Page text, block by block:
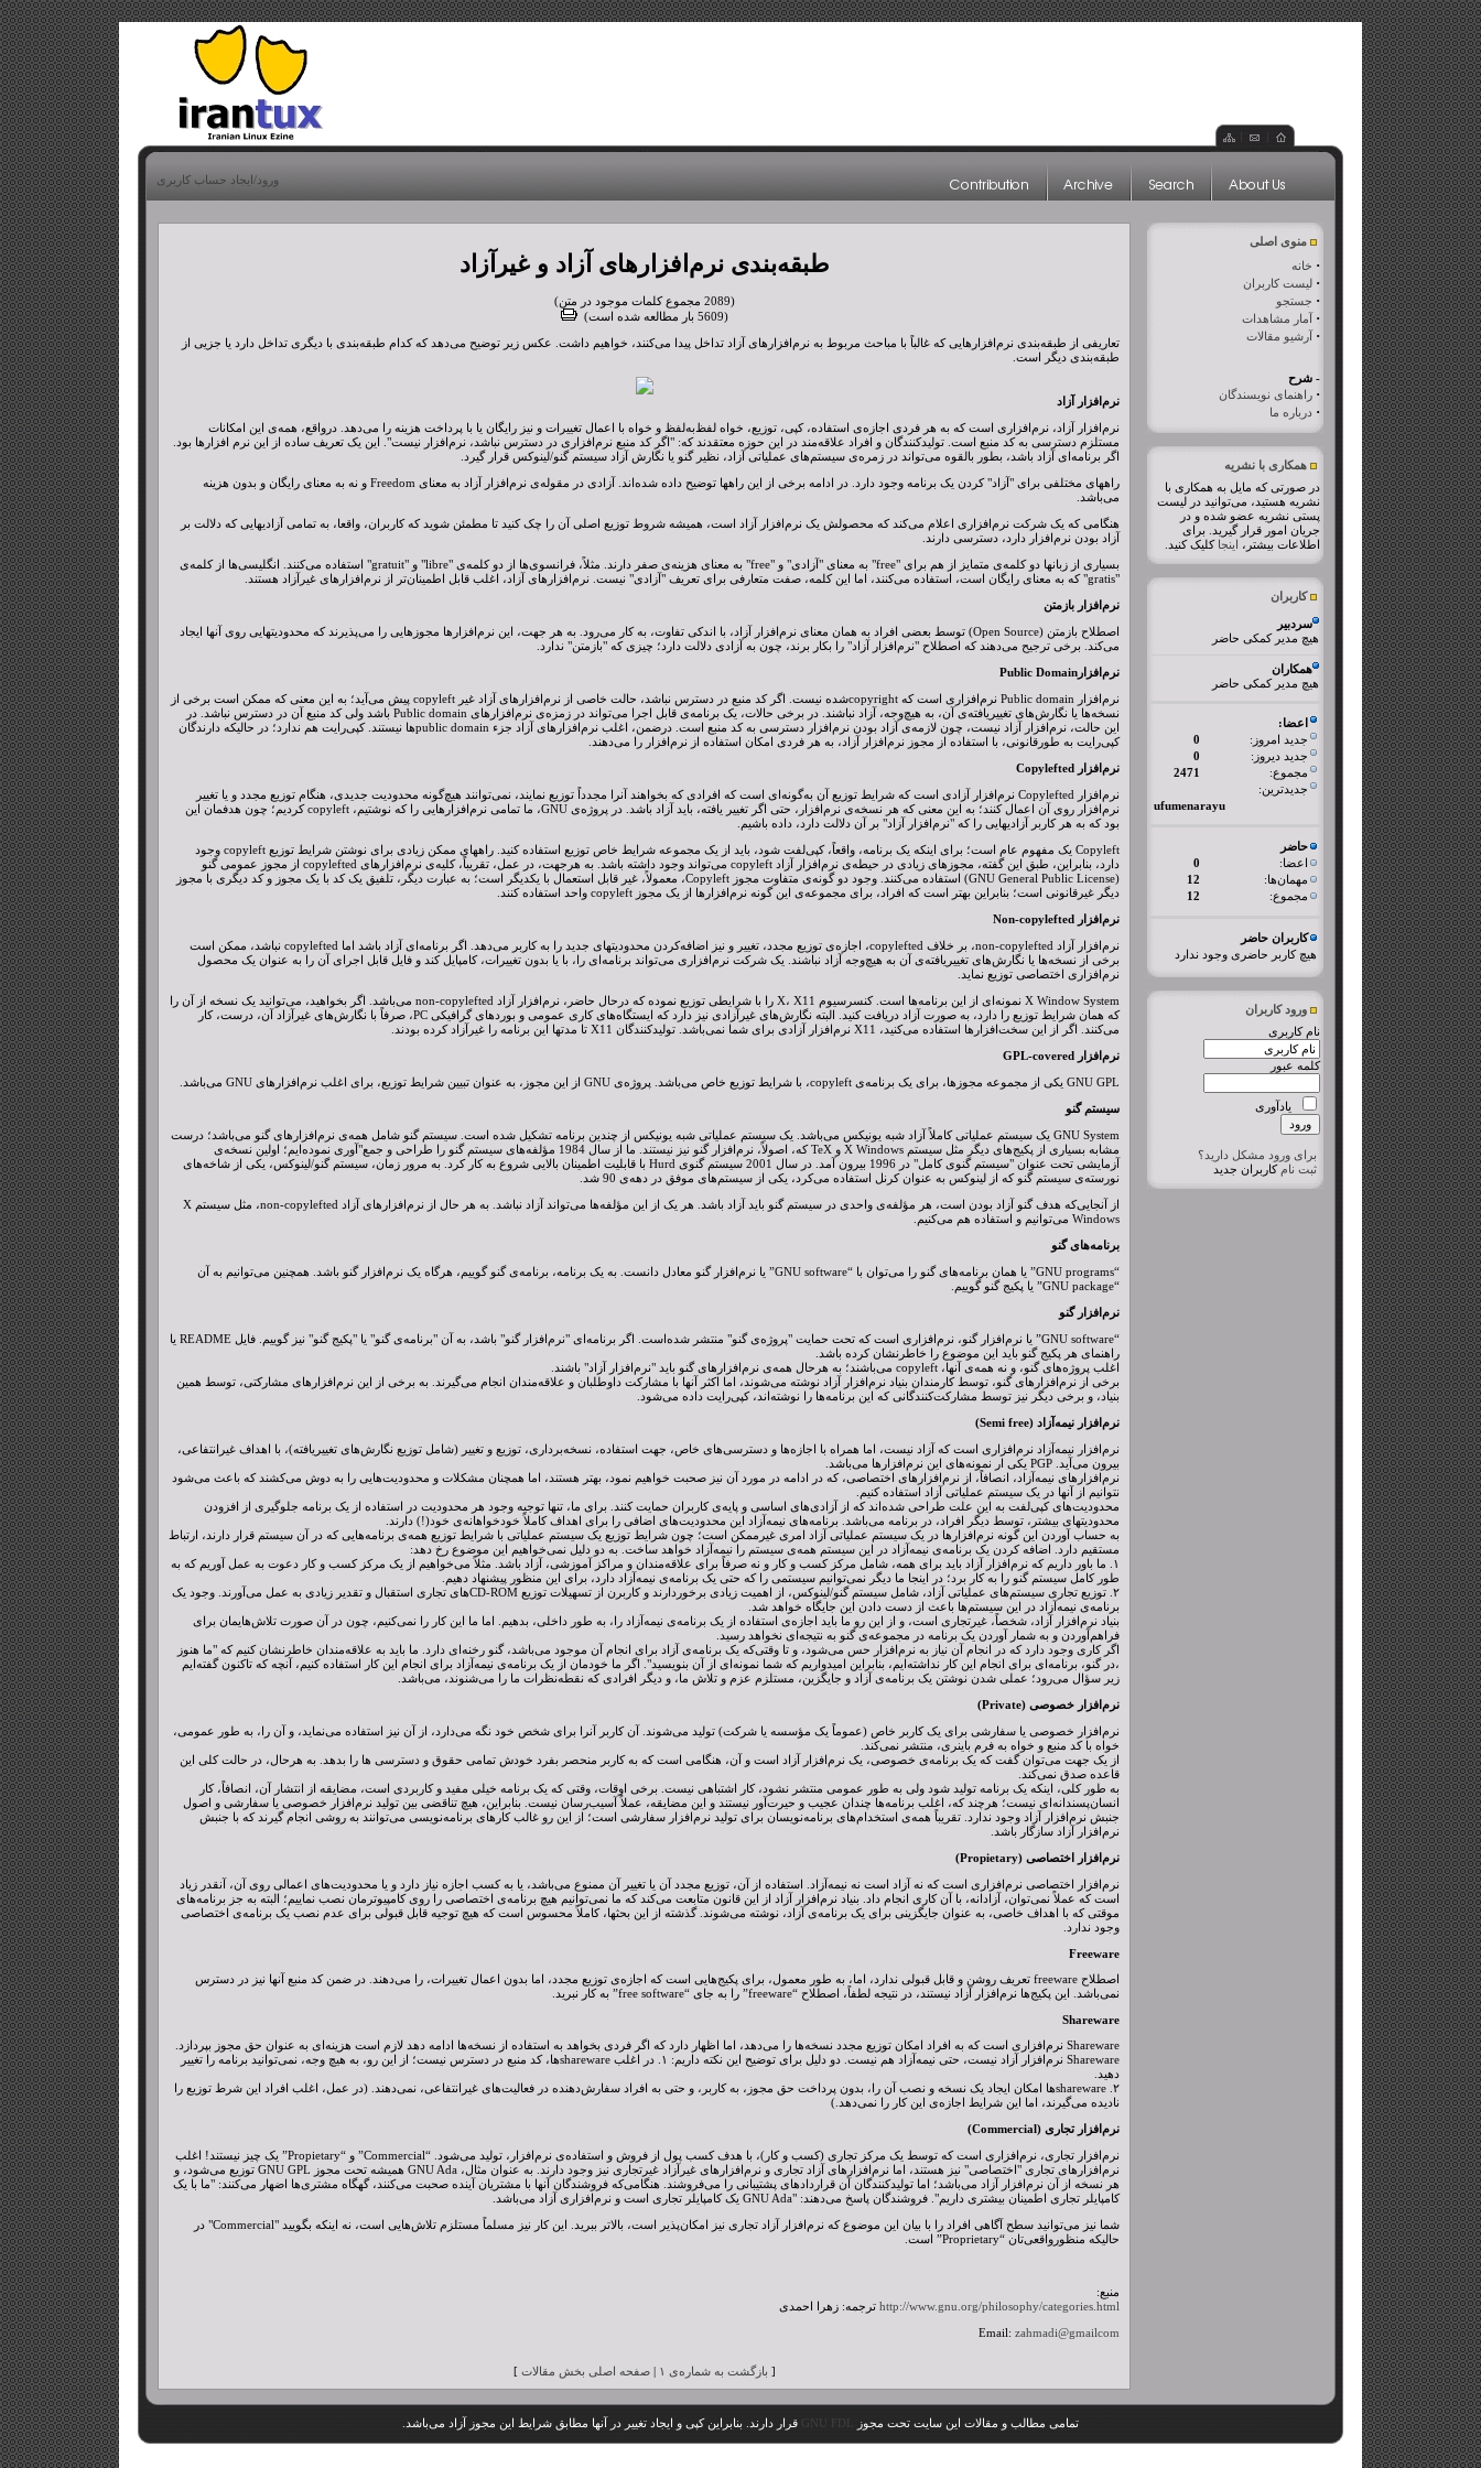
ورود/ایجاد حساب کاربری
منوی اصلی
· خانه
· لیست کاربران
· جستجو
· آمار مشاهدات
· آرشیو مقالات
- شرح
· راهنمای نویسندگان
· درباره ما
همکاری با نشریه
در صورتی که مایل به همکاری با
نشریه هستید، می‌توانید در لیست
پستی نشریه عضو شده و در
جریان امور قرار گیرید. برای
اطلاعات بیشتر، اینجا کلیک کنید.
کاربران
سردبیر
هیچ مدیر کمکی حاضر
همکاران
هیچ مدیر کمکی حاضر
اعضا:
جدید امروز:
0
جدید دیروز:
0
مجموع:
2471
جدیدترین:
ufumenarayu
حاضر
اعضا:
0
مهمان‌ها:
12
مجموع:
12
کاربران حاضر
هیچ کاربر حاضری وجود ندارد
ورود کاربران
نام کاربری
کلمه عبور
یادآوری
برای ورود مشکل دارید؟
ثبت نام کاربران جدید
طبقه‌بندی نرم‌افزارهای آزاد و غیرآزاد
(2089 مجموع کلمات موجود در متن)
(5609 بار مطالعه شده است)
تعاریفی از طبقه‌بندی نرم‌افزارهایی که غالباً با مباحث مربوط به نرم‌افزارهای آزاد تداخل پیدا می‌کنند، خواهیم داشت. عکس زیر توضیح می‌دهد که کدام طبقه‌بندی با دیگری تداخل دارد یا جزیی از
طبقه‌بندی دیگر است.
نرم‌افزار آزاد
نرم‌افزار آزاد، نرم‌افزاری است که به هر فردی اجازه‌ی استفاده، کپی، توزیع، خواه لفظ‌به‌لفظ و خواه با اعمال تغییرات و نیز رایگان یا با پرداخت هزینه را می‌دهد. درواقع، همه‌ی این امکانات
مستلزم دسترسی به کد منبع است. تولیدکنندگان و افراد علاقه‌مند در این حوزه معتقدند که: "اگر کد منبع نرم‌افزاری در دسترس نباشد، نرم‌افزار نیست". این یک تعریف ساده از این نرم افزارها بود.
اگر برنامه‌ای آزاد باشد، بطور بالقوه می‌تواند در زمره‌ی سیستم‌های عملیاتی آزاد، نظیر گنو یا نگارش آزاد سیستم گنو/لینوکس قرار گیرد.
راههای مختلفی برای "آزاد" کردن یک برنامه وجود دارد. در ادامه برخی از این راهها توضیح داده شده‌اند. آزادی در مقوله‌ی نرم‌افزار آزاد به معنای Freedom و نه به معنای رایگان و بدون هزینه
می‌باشد.
هنگامی که یک شرکت نرم‌افزاری اعلام می‌کند که محصولش یک نرم‌افزار آزاد است، همیشه شروط توزیع اصلی آن را چک کنید تا مطمئن شوید که کاربران، واقعا، به تمامی آزادیهایی که دلالت بر
آزاد بودن نرم‌افزار دارد، دسترسی دارند.
بسیاری از زبانها دو کلمه‌ی متمایز از هم برای "free" به معنای "آزادی" و "free" به معنای هزینه‌ی صفر دارند. مثلاً، فرانسوی‌ها از دو کلمه‌ی "libre" و "gratuit" استفاده می‌کنند. انگلیسی‌ها از کلمه‌ی
"gratis" که به معنای رایگان است، استفاده می‌کنند، اما این کلمه، صفت متعارفی برای تعریف "آزادی" نیست. نرم‌افزارهای آزاد، اغلب قابل اطمینان‌تر از نرم‌افزارهای غیرآزاد هستند.
نرم‌افزار بازمتن
اصطلاح بازمتن (Open Source) توسط بعضی افراد به همان معنای نرم‌افزار آزاد، با اندکی تفاوت، به کار می‌رود. به هر جهت، این نرم‌افزارها مجوزهایی را می‌پذیرند که محدودیتهایی روی آنها ایجاد
می‌کند. برخی ترجیح می‌دهند که اصطلاح "نرم‌افزار آزاد" را بکار برند، چون به آزادی دلالت دارد؛ چیزی که "بازمتن" ندارد.
نرم‌افزارPublic Domain
نرم‌افزار Public domain نرم‌افزاری است که copyrightشده نیست. اگر کد منبع در دسترس نباشد، حالت خاصی از نرم‌افزارهای آزاد غیر copyleft پیش می‌آید؛ به این معنی که ممکن است برخی از
نسخه‌ها یا نگارش‌های تغییریافته‌ی آن، به هیچ‌وجه، آزاد نباشند. در برخی حالات، یک برنامه‌ی قابل اجرا می‌تواند در زمزه‌ی نرم‌افزارهای Public domain باشد ولی کد منبع آن در دسترس نباشد. در
این حالت، نرم‌افزار آزاد نیست، چون لازمه‌ی آزاد بودن نرم‌افزار دسترسی به کد منبع است. درضمن، اغلب نرم‌افزارهای آزاد جزء public domainها نیستند. کپی‌رایت هم ندارد؛ در حالیکه دارندگان
کپی‌رایت به طورقانونی، با استفاده از مجوز نرم‌افزار آزاد، به هر فردی امکان استفاده از نرم‌افزار را می‌دهند.
نرم‌افزار Copylefted
نرم‌افزار Copylefted نرم‌افزار آزادی است که شرایط توزیع آن به‌گونه‌ای است که افرادی که بخواهند آنرا مجدداً توزیع نمایند، نمی‌توانند هیچ‌گونه محدودیت جدیدی، هنگام توزیع مجدد و یا تغییر
نرم‌افزار روی آن اعمال کنند؛ به این معنی که هر نسخه‌ی نرم‌افزار، حتی اگر تغییر یافته، باید آزاد باشد. در پروژه‌ی GNU، ما تمامی نرم‌افزارهایی را که نوشتیم، copyleft کردیم؛ چون هدفمان این
بود که به هر کاربر آزادیهایی را که "نرم‌افزار آزاد" بر آن دلالت دارد، داده باشیم.
Copyleft یک مفهوم عام است؛ برای اینکه یک برنامه، واقعاً، کپی‌لفت شود، باید از یک مجموعه شرایط خاص توزیع استفاده کنید. راههای ممکن زیادی برای نوشتن شرایط توزیع copyleft وجود
دارد، بنابراین، طبق این گفته، مجوزهای زیادی در حیطه‌ی نرم‌افزار آزاد copyleft می‌تواند وجود داشته باشد. به هرجهت، در عمل، تقریباً، کلیه‌ی نرم‌افزارهای copylefted از مجوز عمومی گنو
(GNU General Public License) استفاده می‌کنند. وجود دو گونه‌ی متفاوت مجوز Copyleft، معمولاً، غیر قابل استعمال با یکدیگر است؛ به عبارت دیگر، تلفیق یک کد با یک مجوز و کد دیگری با مجوز
دیگر غیرقانونی است؛ بنابراین بهتر است که افراد، برای مجموعه‌ی این گونه نرم‌افزارها از یک مجوز copyleft واحد استفاده کنند.
نرم‌افزار Non-copylefted
نرم‌افزار آزاد non-copylefted، بر خلاف copylefted، اجازه‌ی توزیع مجدد، تغییر و نیز اضافه‌کردن محدودیتهای جدید را به کاربر می‌دهد. اگر برنامه‌ای آزاد باشد اما copylefted نباشد، ممکن است
برخی از نسخه‌ها یا نگارش‌های تغییریافته‌ی آن به هیچ‌وجه آزاد نباشند. یک شرکت نرم‌افزاری می‌‌تواند برنامه‌ای را، با یا بدون تغییرات، کامپایل کند و فایل قابل اجرای آن را به عنوان یک محصول
نرم‌افزاری اختصاصی توزیع نماید.
X Window System نمونه‌ای از این برنامه‌ها است. کنسرسیوم X، X11 را با شرایطی توزیع نموده که درحال حاضر، نرم‌افزار آزاد non-copylefted می‌باشد. اگر بخواهید، می‌توانید یک نسخه از آن را
که همان شرایط توزیع را دارد، به صورت آزاد دریافت کنید. البته نگارش‌های غیرآزادی نیز دارد که ایستگاه‌های کاری عمومی و بوردهای گرافیکی PC، صرفاً با نگارش‌های غیرآزاد آن، درست، کار
می‌کنند. اگر از این سخت‌افزارها استفاده می‌کنید، X11 نرم‌افزار آزادی برای شما نمی‌باشد. تولیدکنندگان X11 تا مدتها این برنامه را غیرآزاد کرده بودند.
نرم‌افزار GPL-covered
GNU GPL یکی از مجموعه‌ مجوزها، برای یک برنامه‌ی copyleft، با شرایط توزیع خاص می‌باشد. پروژه‌ی GNU از این مجوز، به عنوان تبیین شرایط توزیع، برای اغلب نرم‌افزارهای GNU می‌باشد.
سیستم گنو
GNU System یک سیستم عملیاتی کاملاً آزاد شبه یونیکس می‌باشد. یک سیستم عملیاتی شبه یونیکس از چندین برنامه تشکیل شده است. سیستم گنو شامل همه‌ی نرم‌افزارهای گنو می‌باشد؛ درست
مشابه بسیاری از پکیج‌های دیگر مثل سیستم X Windows و TeX که، اصولاً، نرم‌افزار گنو نیز نیستند. ما از سال 1984 مؤلفه‌های سیستم گنو را طراحی و جمع‌"آوری نموده‌ایم؛ اولین نسخه‌ی
آزمایشی تحت عنوان "سیستم گنوی کامل" در 1996 بیرون آمد. در سال 2001 سیستم گنوی Hurd با قابلیت اطمینان بالایی شروع به کار کرد. به مرور زمان، سیستم گنو/لینوکس، یکی از شاخه‌های
نورسته‌ی سیستم گنو که از لینوکس به عنوان کرنل استفاده می‌کرد، یکی از سیستم‌های موفق در دهه‌ی 90 شد.
از آنجایی‌که هدف گنو آزاد بودن است، هر مؤلفه‌ی واحدی در سیستم گنو باید آزاد باشد. هر یک از این مؤلفه‌ها می‌تواند آزاد نباشد. به هر حال از نرم‌افزارهای آزاد non-copylefted، مثل سیستم X
Windows می‌توانیم و استفاده هم می‌کنیم.
برنامه‌های گنو
“GNU programs” یا همان برنامه‌های گنو را می‌توان با “GNU software” یا نرم‌افزار گنو معادل دانست. به یک برنامه، برنامه‌ی گنو گوییم، هرگاه یک نرم‌افزار گنو باشد. همچنین می‌توانیم به آن
“GNU package” یا پکیج گنو گوییم.
نرم‌افزار گنو
“GNU software” یا نرم‌افزار گنو، نرم‌افزاری است که تحت حمایت "پروژه‌ی گنو" منتشر شده‌است. اگر برنامه‌ای "نرم‌افزار گنو" باشد، به آن "برنامه‌ی گنو" یا "پکیج گنو" نیز گوییم. فایل README یا
راهنمای هر پکیج گنو باید این موضوع را خاطرنشان کرده باشد.
اغلب پروژه‌های گنو، و نه همه‌ی آنها، copyleft می‌باشند؛ به هرحال همه‌ی نرم‌افزارهای گنو باید "نرم‌افزار آزاد" باشند.
برخی از نرم‌افزارهای گنو، توسط کارمندان بنیاد نرم‌افزار آزاد نوشته می‌شوند، اما اکثر آنها با مشارکت داوطلبان و علاقه‌مندان انجام می‌گیرند. به برخی از این نرم‌افزارهای مشارکتی، توسط همین
بنیاد، و برخی دیگر نیز توسط مشارکت‌کنندگانی که این برنامه‌ها را نوشته‌اند، کپی‌رایت داده می‌شود.
نرم‌افزار نیمه‌آزاد (Semi free)
نرم‌افزار نیمه‌آزاد نرم‌افزاری است که آزاد نیست، اما همراه با اجازه‌ها و دسترسی‌های خاص، جهت استفاده، نسخه‌برداری، توزیع و تغییر (شامل توزیع نگارش‌های تغییریافته)، با اهداف غیرانتفاعی،
بیرون می‌آید. PGP یکی ار نمونه‌های این نرم‌افزارها می‌باشد.
نرم‌افزارهای نیمه‌آزاد، انصافاً، از نرم‌افزارهای اختصاصی، که در ادامه در مورد آن نیز صحبت خواهیم نمود، بهتر هستند، اما همچنان مشکلات و محدودیت‌هایی را به دوش می‌کشند که باعث می‌شود
نتوانیم از آنها در یک سیستم عملیاتی آزاد استفاده کنیم.
محدودیت‌های کپی‌لفت به این علت طراحی شده‌اند که از آزادی‌های اساسی و پایه‌ی کاربران حمایت کنند. برای ما، تنها توجیه وجود هر محدودیت در استفاده از یک برنامه جلوگیری از افزودن
محدودیتهای بیشتر، توسط دیگر افراد، در برنامه می‌باشد. برنامه‌های نیمه‌آزاد این محدودیت‌های اضافی را برای اهداف کاملاً خودخواهانه‌ی خود(!) دارند.
به حساب آوردن این گونه نرم‌افزارها در یک سیستم عملیاتی آزاد امری غیرممکن است؛ چون شرایط توزیع یک سیستم عملیاتی با شرایط توزیع همه‌ی برنامه‌هایی که در آن سیستم قرار دارند، ارتباط
مستقیم دارد. اضافه کردن یک برنامه‌ی نیمه‌آزاد در این سیستم همه‌ی سیستم را نیمه‌آزاد خواهد ساخت. به دو دلیل نمی‌خواهیم این موضوع رخ دهد:
۱. ما باور داریم که نرم‌افزار آزاد باید برای همه، شامل مرکز کسب و کار و نه صرفاً برای علاقه‌مندان و مراکز آموزشی، آزاد باشد. مثلاً می‌خواهیم از یک مرکز کسب و کار دعوت به عمل آوریم که به
طور کامل سیستم گنو را به کار برد؛ در اینجا ما دیگر نمی‌توانیم سیستمی را که حتی یک برنامه‌ی نیمه‌آزاد دارد، برای این منظور پیشنهاد دهیم.
۲. توزیع تجاری سیستم‌های عملیاتی آزاد، شامل سیستم گنو/لینوکس، از اهمیت زیادی برخوردارند و کاربرن از تسهیلات توزیع CD-ROMهای تجاری استقبال و تقدیر زیادی به عمل می‌آورند. وجود یک
برنامه‌ی نیمه‌آزاد در این سیستم‌ها باعث از دست دادن این جایگاه خواهد شد.
بنیاد نرم‌افزار آزاد، شخصاً، غیرتجاری است، و از این رو ما باید اجازه‌ی استفاده از یک برنامه‌ی نیمه‌آزاد را، به طور داخلی، بدهیم. اما ما این کار را نمی‌کنیم، چون در آن صورت تلاش‌هایمان برای
فراهم‌آوردن و به شمار آوردن یک برنامه در مجموعه‌ی گنو به نتیجه‌ای نخواهد رسید.
اگر کاری وجود دارد که در انجام آن نیاز به نرم‌افزار حس می‌شود، و تا وقتی‌که یک برنامه‌ی آزاد برای انجام آن موجود می‌باشد، گنو رخنه‌ای دارد. ما باید به علاقه‌مندان خاطرنشان کنیم که "ما هنوز
،در گنو، برنامه‌ای برای انجام این کار نداشته‌ایم، بنابراین امیدواریم که شما نمونه‌ای از آن بنویسید". اگر ما خودمان از یک برنامه‌ی نیمه‌آزاد برای انجام این کار استفاده کنیم، آنچه که تاکنون گفته‌ایم
زیر سؤال می‌رود؛ عملی شدن نوشتن یک برنامه‌ی آزاد و جایگزین، مستلزم عزم و تلاش ما، و دیگر افرادی که نقطه‌نظرات ما را می‌شنوند، می‌باشد.
نرم‌افزار خصوصی (Private)
نرم‌افزار خصوصی یا سفارشی برای یک کاربر خاص (عموماً یک مؤسسه یا شرکت) تولید می‌شوند. آن کاربر آنرا برای شخص خود نگه می‌دارد، از آن نیز استفاده می‌نماید، و آن را، به طور عمومی،
خواه با کد منبع و خواه به فرم باینری، منتشر نمی‌کند.
از یک جهت می‌توان گفت که یک برنامه‌ی خصوصی، یک نرم‌افزار آزاد است و آن، هنگامی است که به کاربر منحصر بفرد خودش تمامی حقوق و دسترسی ها را بدهد. به هرحال، در حالت کلی این
قاعده صدق نمی‌کند.
به طور کلی، اینکه یک برنامه تولید شود ولی به طور عمومی منتشر نشود، کار اشتباهی نیست. برخی اوقات، وقتی که یک برنامه خیلی مفید و کاربردی است، مضایقه از انتشار آن، انصافاً، کار
انسان‌پسندانه‌ای نیست؛ هرچند که، اغلب برنامه‌ها چندان عجیب و حیرت‌آور نیستند و این مضایقه، عملاً آسیب‌رسان نیست. بنابراین، هیچ تناقضی بین تولید نرم‌افزار خصوصی یا سفارشی و اصول
جنبش نرم‌افزار آزاد وجود ندارد. تقریباً همه‌ی استخدام‌های برنامه‌نویسان برای تولید نرم‌افزار سفارشی است؛ از این رو غالب کارهای برنامه‌نویسی می‌توانند به روشی انجام گیرند که با جنبش
نرم‌افزار آزاد سازگار باشد.
نرم‌افزار اختصاصی (Propietary)
نرم‌افزار اختصاصی نرم‌افزاری است که نه آزاد است نه نیمه‌آزاد. استفاده از آن، توزیع مجدد آن یا تغییر آن ممنوع می‌باشد، یا به کسب اجازه نیاز دارد و یا محدودیت‌های اعمالی روی آن، آنقدر زیاد
است که عملاً نمی‌توان، آزادانه، با آن کاری انجام داد. بنیاد نرم‌افزار آزاد از این قانون متابعت می‌کند که ما نمی‌توانیم هیچ برنامه‌ی اختصاصی را روی کامپیوترمان نصب نماییم؛ البته به جز برنامه‌های
موقتی که با اهداف خاصی، به عنوان جایگزینی برای یک برنامه‌ی آزاد، نوشته می‌شوند. گذشته از این بحثها، کاملاً محسوس است که هیچ توجیه قابل قبولی برای عدم نصب یک برنامه‌ی اختصاصی
وجود ندارد.
Freeware
اصطلاح freeware تعریف روشن و قابل قبولی ندارد، اما، به طور معمول، برای پکیج‌هایی است که اجازه‌ی توزیع مجدد، اما بدون اعمال تغییرات، را می‌دهند. در ضمن کد منبع آنها نیز در دسترس
نمی‌باشد. این پکیج‌ها نرم‌افزار آزاد نیستند، در نتیجه لطفاً، اصطلاح “freeware” را به جای “free software” به کار نبرید.
Shareware
Shareware نرم‌افزاری است که به افراد امکان توزیع مجدد نسخه‌ها را می‌دهد، اما اظهار دارد که اگر فردی بخواهد به استفاده از نسخه‌ها ادامه دهد لازم است هزینه‌ای به عنوان حق مجوز بپردازد.
Shareware نرم‌افزار آزاد نیست، حتی نیمه‌آزاد هم نیست. دو دلیل برای توضیح این نکته داریم: ۱. در اغلب sharewareها، کد منبع در دسترس نیست؛ از این رو، به هیچ وجه، نمی‌توانید برنامه را تغییر
دهید.
۲. sharewareها امکان ایجاد یک نسخه و نصب آن را، بدون پرداخت حق مجوز، به کاربر، و حتی به افراد سفارش‌دهنده در فعالیت‌های غیرانتفاعی، نمی‌دهند. (در عمل، اغلب افراد این شرط توزیع را
نادیده می‌گیرند، اما این شرایط اجازه‌ی این کار را نمی‌دهد.)
نرم‌افزار تجاری (Commercial)
نرم‌افزار تجاری، نرم‌افزاری است که توسط یک مرکز تجاری (کسب و کار)، با هدف کسب پول از فروش و استفاده‌ی نرم‌افزار، تولید می‌شود. “Commercial” و “Propietary” یک چیز نیستند! اغلب
نرم‌افزارهای تجاری "اختصاصی" نیز هستند، اما نرم‌افزارهای آزاد تجاری و نرم‌افزارهای غیرآزاد غیرتجاری نیز وجود دارند. به عنوان مثال، GNU Ada همیشه تحت مجوز GNU GPL توزیع می‌شود، و
هر نسخه از آن نرم‌افزار آزاد می‌باشد؛ اما تولیدکنندگان آن قراردادهای پشتیبانی را می‌فروشند. هنگامی‌که فروشندگان آنها با مشتریان آینده صحبت می‌کنند، گهگاه مشتری‌ها اضهار می‌کنند: "ما با یک
کامپایلر تجاری اطمینان بیشتری داریم". فروشندگان پاسخ می‌دهند: "GNU Ada یک کامپایلر تجاری است و نرم‌افزاری آزاد می‌باشد.
شما نیز می‌توانید سطح آگاهی افراد را با بیان این موضوع که نرم‌افزار آزاد تجاری نیز امکان‌پذیر است، بالاتر ببرید. این کار نیز مسلماً مستلزم تلاش‌هایی است، نه اینکه بگویید "Commercial" در
حالیکه منظورواقعی‌تان “Proprietary” است.
منبع:
http://www.gnu.org/philosophy/categories.html ترجمه: زهرا احمدی
Email: zahmadi@gmailcom
[ بازگشت به شماره‌‌ی ۱ |صفحه اصلی بخش مقالات ]
تمامی مطالب و مقالات این سایت تحت مجوز GNU FDL قرار دارند. بنابراین کپی و ایجاد تغییر در آنها مطابق شرایط این مجوز آزاد می‌باشد.